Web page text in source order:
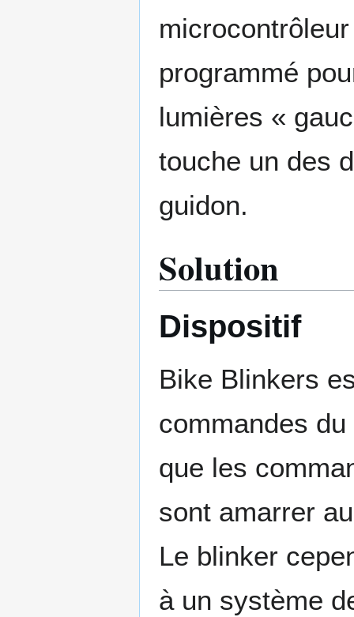
programmé
lumières «
touche un des
guidon.
Solution
Dispositif
Bike Blinkers
commandes
que les
sont amarrer
Le blinker
à un système